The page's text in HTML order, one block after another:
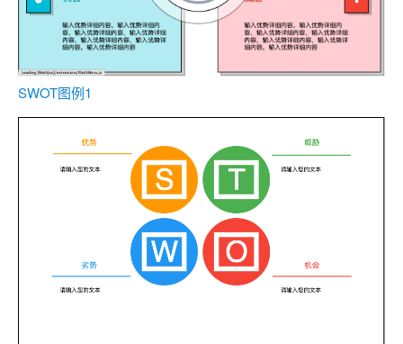
SWOT图例1